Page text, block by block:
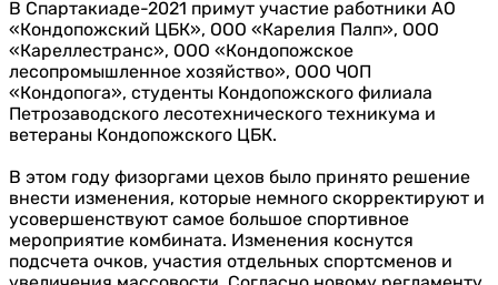
В Спартакиаде-2021 примут участие работники АО
«Кондопожский ЦБК», ООО «Карелия Палп», ООО
«Кареллестранс», ООО «Кондопожское
лесопромышленное хозяйство», ООО ЧОП
«Кондопога», студенты Кондопожского филиала
Петрозаводского лесотехнического техникума и
ветераны Кондопожского ЦБК.
В этом году физоргами цехов было принято решение
внести изменения, которые немного скорректируют и
усовершенствуют самое большое спортивное
мероприятие комбината. Изменения коснутся
подсчета очков, участия отдельных спортсменов и